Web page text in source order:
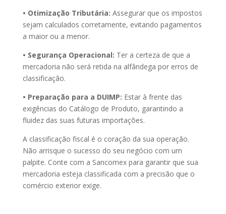
• Otimização Tributária: Assegurar que os impostos
sejam calculados corretamente, evitando pagamentos
a maior ou a menor.
• Segurança Operacional: Ter a certeza de que a
mercadoria não será retida na alfândega por erros de
classificação.
• Preparação para a DUIMP: Estar à frente das
exigências do Catálogo de Produto, garantindo a
fluidez das suas futuras importações.
A classificação fiscal é o coração da sua operação.
Não arrisque o sucesso do seu negócio com um
palpite. Conte com a Sancomex para garantir que sua
mercadoria esteja classificada com a precisão que o
comércio exterior exige.